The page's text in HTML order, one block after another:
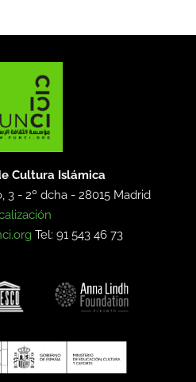
Cultura Islámica
3 - 2º dcha -28015 Madrid
Tel: 91 543 46 73